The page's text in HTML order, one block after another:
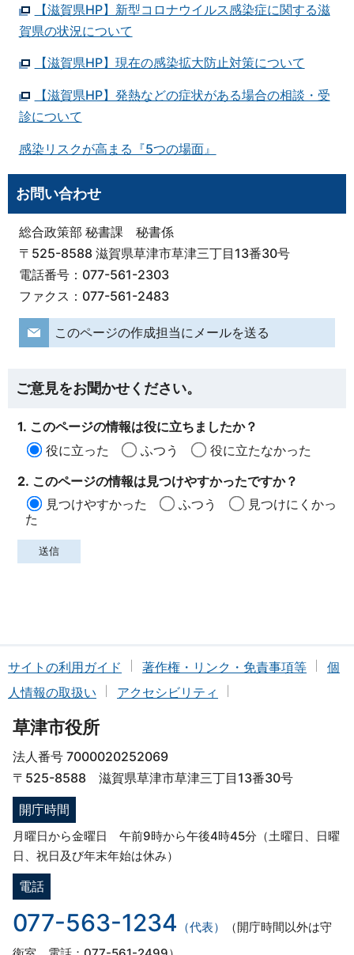
【滋賀県HP】新型コロナウイルス感染症に関する滋
賀県の状況について
【滋賀県HP】現在の感染拡大防止対策について
【滋賀県HP】発熱などの症状がある場合の相談・受
診について
感染リスクが高まる『5つの場面』
お問い合わせ
総合政策部 秘書課 秘書係
〒525-8588 滋賀県草津市草津三丁目13番30号
電話番号：077-561-2303
ファクス：077-561-2483
このページの作成担当にメールを送る
ご意見をお聞かせください。
1. このページの情報は役に立ちましたか？
役に立った
ふつう
役に立たなかった
2. このページの情報は見つけやすかったですか？
見つけやすかった
ふつう
見つけにくかっ
た
サイトの利用ガイド 著作権・リンク・免責事項等
個
人情報の取扱い
アクセシビリティ
草津市役所
法人番号 7000020252069
〒525-8588 滋賀県草津市草津三丁目13番30号
開庁時間
月曜日から金曜日 午前9時から午後4時45分（土曜日、日曜
日、祝日及び年末年始は休み）
電話
077-563-1234 （代表）
（開庁時間以外は守